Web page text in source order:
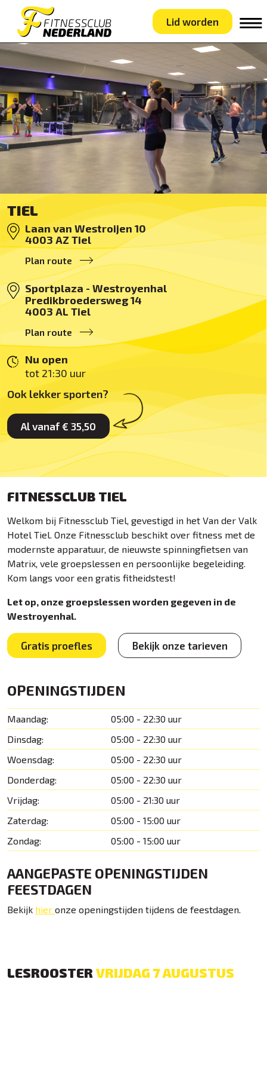
Lid worden
TIEL
Laan van Westroijen 10
4003 AZ Tiel
Plan route
Nu open
tot 21:30 uur
Sportplaza - Westroyenhal
Predikbroedersweg 14
4003 AL Tiel
Plan route
Ook lekker sporten?
Al vanaf € 35,50
FITNESSCLUB TIEL
Welkom bij Fitnessclub Tiel, gevestigd in het Van der Valk
Hotel Tiel. Onze Fitnessclub beschikt over fitness met de
modernste apparatuur, de nieuwste spinningfietsen van
Matrix, vele groepslessen en persoonlijke begeleiding.
Kom langs voor een gratis fitheidstest!
Let op, onze groepslessen worden gegeven in de
Westroyenhal.
Gratis proefles Bekijk onze tarieven
OPENINGSTIJDEN
Maandag:
05:00 - 22:30 uur
Dinsdag:
05:00 - 22:30 uur
Woensdag:
05:00 - 22:30 uur
Donderdag:
05:00 - 22:30 uur
Vrijdag:
05:00 - 21:30 uur
Zaterdag:
05:00 - 15:00 uur
Zondag:
05:00 - 15:00 uur
AANGEPASTE OPENINGSTIJDEN
FEESTDAGEN
Bekijk hier onze openingstijden tijdens de feestdagen.
LESROOSTER VRIJDAG 7 AUGUSTUS